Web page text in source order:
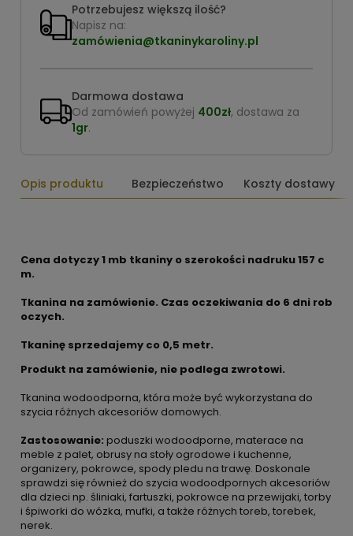
Potrzebujesz większą ilość?
Napisz na:
zamówienia@tkaninykaroliny.pl
Darmowa dostawa
Od zamówień powyżej 400zł, dostawa za
1gr.
Opis produktu Bezpieczeństwo Koszty dostawy
Cena dotyczy 1 mb tkaniny o szerokości nadruku 157 c
m.
Tkanina na zamówienie. Czas oczekiwania do 6 dni rob
oczych.
Tkaninę sprzedajemy co 0,5 metr.
Produkt na zamówienie, nie podlega zwrotowi.
Tkanina wodoodporna, która może być wykorzystana do
szycia różnych akcesoriów domowych.
Zastosowanie: poduszki wodoodporne, materace na
meble z palet, obrusy na stoły ogrodowe i kuchenne,
organizery, pokrowce, spody pledu na trawę. Doskonale
sprawdzi się również do szycia wodoodpornych akcesoriów
dla dzieci np. śliniaki, fartuszki, pokrowce na przewijaki, torby
i śpiworki do wózka, mufki, a także różnych toreb, torebek,
nerek.